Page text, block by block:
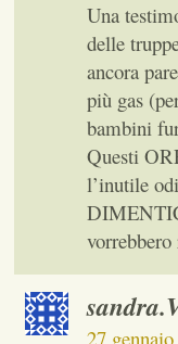
Una
delle
ancora
più gas
bambini
Questi
l’inutile
27